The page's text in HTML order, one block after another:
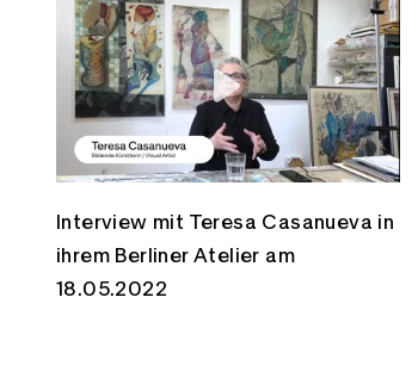
Interview mit Teresa Casanueva in
ihrem Berliner Atelier am
18.05.2022